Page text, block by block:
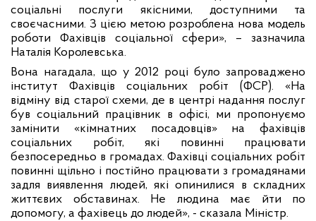
соціальні послуги якісними, доступними та
своєчасними. З цією метою розроблена нова модель
роботи Фахівців соціальної сфери», – зазначила
Наталія Королевська.
Вона нагадала, що у 2012 році було запроваджено
інститут Фахівців соціальних робіт (ФСР). «На
відміну від старої схеми, де в центрі надання послуг
був соціальний працівник в офісі, ми пропонуємо
замінити «кімнатних посадовців» на фахівців
соціальних робіт, які повинні працювати
безпосередньо в громадах. Фахівці соціальних робіт
повинні щільно і постійно працювати з громадянами
задля виявлення людей, які опинилися в складних
життєвих обставинах. Не людина має йти по
допомогу, а фахівець до людей», - сказала Міністр.